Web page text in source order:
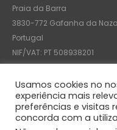
Praia da Barra
3830-772 Gafanha da
Portugal
NIF/VAT: PT 508938201
C.R.C.: 7004-8522-6075
© Pedro Barrento
Usamos cookies no
experiência mais
preferências e visitas
concorda com a